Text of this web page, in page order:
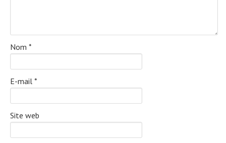
Nom *
E-mail *
Site web